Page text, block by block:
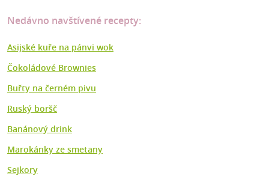
Nedávno navštívené recepty:
Asijské kuře na pánvi wok
Čokoládové Brownies
Buřty na černém pivu
Ruský boršč
Banánový drink
Marokánky ze smetany
Sejkory